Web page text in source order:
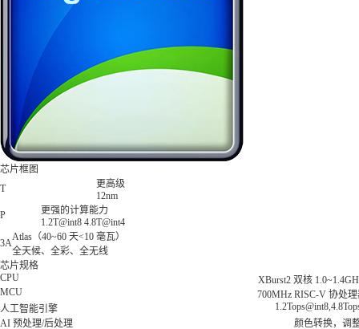
芯片框图
T
更高级
12nm
P
更强的计算能力
1.2T@int8 4.8T@int4
3A
Atlas（40~60 天<10 毫瓦）
全天候、全彩、全无线
芯片规格
CPU
XBurst2 双核
MCU
700MHz RISC-V 协处理
人工智能引擎
AI 预处理/后处理
颜色转换，调